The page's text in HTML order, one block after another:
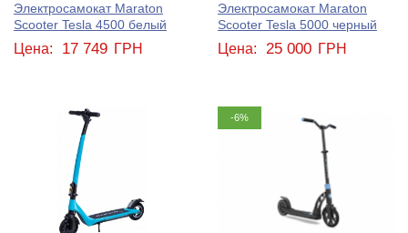
Электросамокат Maraton
Scooter Tesla 4500 белый
Цена: 17 749 ГРН
Электросамокат Maraton
Scooter Tesla 5000 черный
Цена: 25 000 ГРН
-6%